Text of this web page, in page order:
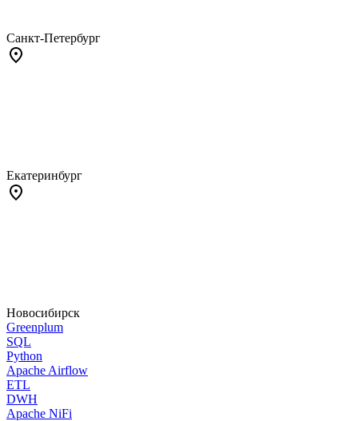
Санкт-Петербург
Екатеринбург
Новосибирск
Greenplum
SQL
Python
Apache Airflow
ETL
DWH
Apache NiFi